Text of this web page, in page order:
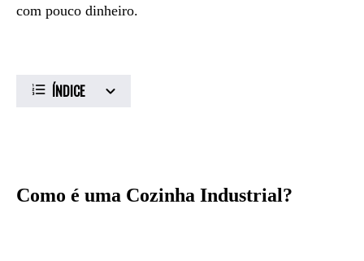
com pouco dinheiro.
ÍNDICE
Como é uma Cozinha Industrial?